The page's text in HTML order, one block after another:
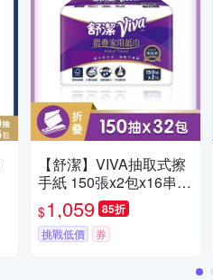
【舒潔】VIVA抽取式擦
手紙 150張x2包x16串/
箱
$1,059 85折
挑戰低價 券